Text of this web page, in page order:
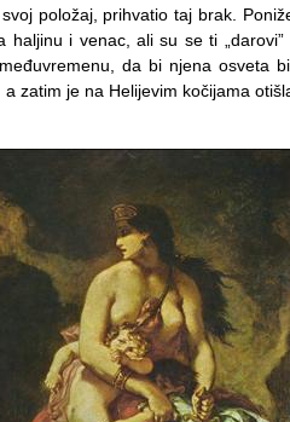
položaj, prihvatio taj brak.
haljinu i venac, ali su se ti
da bi njena osveta
zatim je na Helijevim kočijama